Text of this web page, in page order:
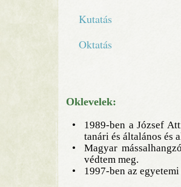
Kutatás
Oktatás
Oklevelek:
•
1989-ben a József
tanári és általános és
•
Magyar
védtem meg.
•
1997-ben az